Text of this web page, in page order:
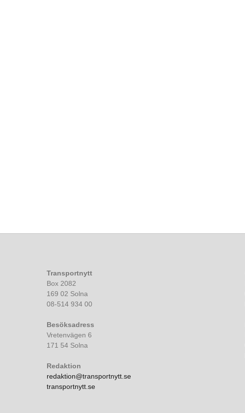
Transportnytt
Box 2082
169 02 Solna
08-514 934 00
Besöksadress
Vretenvägen 6
171 54 Solna
Redaktion
redaktion@transportnytt.se
transportnytt.se